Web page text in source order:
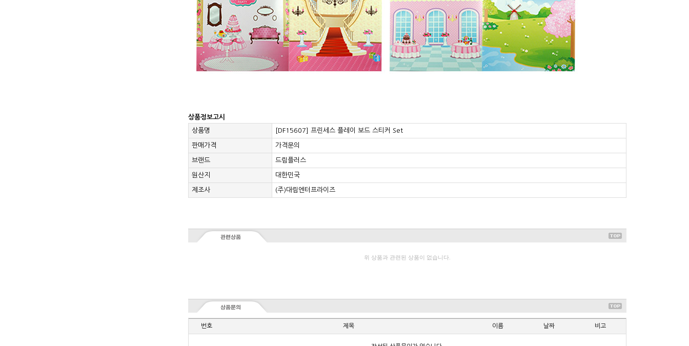
상품정보고시
상품명
[DF15607] 프린세스 플레이 보드 스티커 Set
판매가격 가격문의
브랜드 드림플러스
원산지 대한민국
제조사 (주)대림엔터프라이즈
위 상품과 관련된 상품이 없습니다.
번호 제목 이름 날짜 비고